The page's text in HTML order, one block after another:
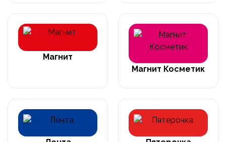
Магнит
Магнит Косметик